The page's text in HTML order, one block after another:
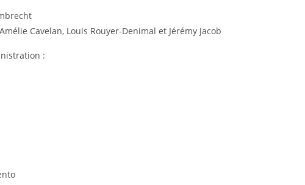
Cavelan, Louis Rouyer-Denimal et Jérémy Jacob
: